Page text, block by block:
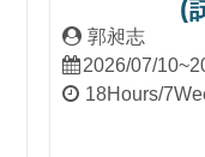
(
郭昶志
2026/07/
18Hours/